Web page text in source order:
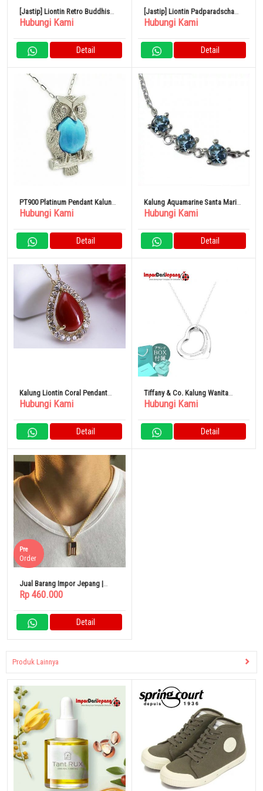
[Jastip] Liontin Retro Buddhisme
Gaya Cina Bulat Cloisonné Lotus
Hubungi Kami
Detail
[Jastip] Liontin Padparadscha
Safir 0,50CT/Berlian
Hubungi Kami
Detail
PT900 Platinum Pendant Kalung
Turquoise Turquoise Owl
Hubungi Kami
Detail
Kalung Aquamarine Santa Maria
Trilogi Liontin
Hubungi Kami
Detail
Kalung Liontin Coral Pendant
Bijoux K18 Blood Red Coral
Hubungi Kami
Detail
Tiffany & Co. Kalung Wanita
Liontin Open Heart Perak
Hubungi Kami
Detail
Jual Barang Impor Jepang |
Kalung Emas Bendera Amerika
Pre
Order
Rp 460.000
Detail
Produk Lainnya